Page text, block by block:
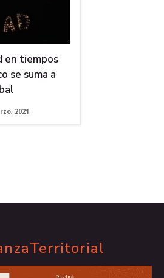
en tiempos
se suma a
2021